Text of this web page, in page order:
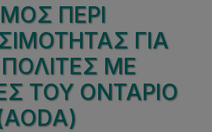
ΠΕΡΊ
ΓΙΑ
ΜΕ
ΤΟΥ ΟΝΤΆΡΙΟ